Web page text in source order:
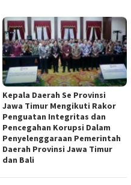
Kepala Daerah Se Provinsi
Jawa Timur Mengikuti Rakor
Penguatan Integritas dan
Pencegahan Korupsi Dalam
Penyelenggaraan Pemerintah
Daerah Provinsi Jawa Timur
dan Bali